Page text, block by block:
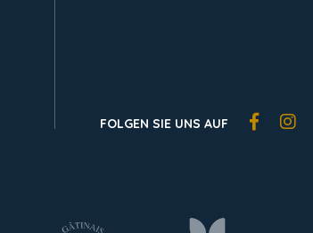
FOLGEN SIE UNS AUF